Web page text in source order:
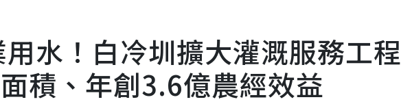
水！白冷圳擴大灌溉服務工程
積、年創3.6億農經效益